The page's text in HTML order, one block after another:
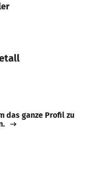
das ganze Profil zu